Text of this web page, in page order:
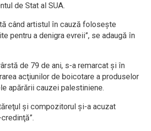
de Stat al SUA.
când artistul în cauză foloseşte
pentru a denigra evreii”, se adaugă în
de 79 de ani, s-a remarcat şi în
acţiunilor de boicotare a produselor
apărării cauzei palestiniene.
şi compozitorul şi-a acuzat